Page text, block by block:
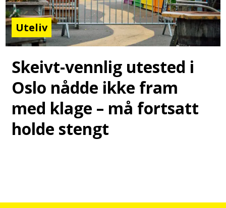
Uteliv
Skeivt-vennlig utested i
Oslo nådde ikke fram
med klage – må fortsatt
holde stengt